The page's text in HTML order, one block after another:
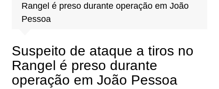
Rangel é preso durante operação em João
Pessoa
Suspeito de ataque a tiros no
Rangel é preso durante
operação em João Pessoa